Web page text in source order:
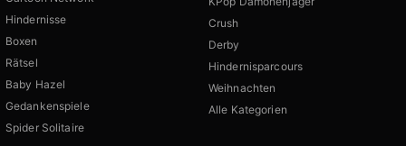
Hindernisse
Boxen
Rätsel
Baby Hazel
Gedankenspiele
Spider Solitaire
Crush
Derby
Hindernisparcours
Weihnachten
Alle Kategorien